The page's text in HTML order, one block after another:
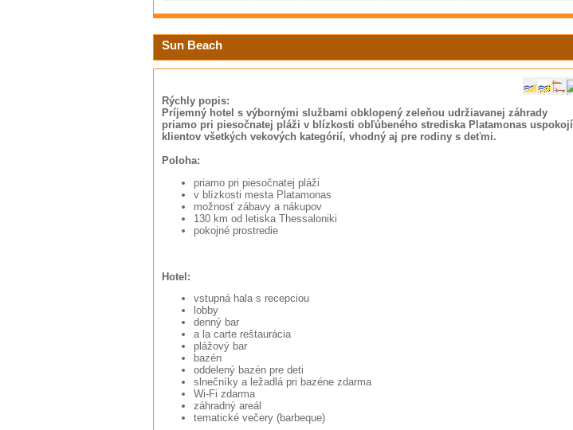
Sun Beach
Rýchly popis:
Príjemný hotel s výbornými službami obklopený zeleňou udržiavanej záhrady
priamo pri piesočnatej pláži v blízkosti obľúbeného strediska Platamonas uspokojí
klientov všetkých vekových kategórií, vhodný aj pre rodiny s deťmi.
Poloha:
priamo pri piesočnatej pláži
v blízkosti mesta Platamonas
možnosť zábavy a nákupov
130 km od letiska Thessaloniki
pokojné prostredie
Hotel:
vstupná hala s recepciou
lobby
denný bar
a la carte reštaurácia
plážový bar
bazén
oddelený bazén pre deti
slnečníky a ležadlá pri bazéne zdarma
Wi-Fi zdarma
záhradný areál
tematické večery (barbeque)